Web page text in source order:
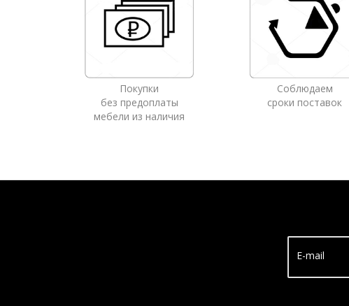
Покупки
без предоплаты
мебели из наличия
Соблюдаем
сроки поставок
E-mail